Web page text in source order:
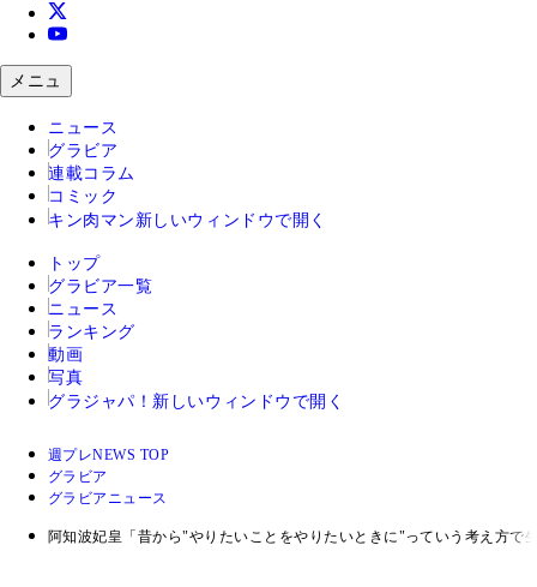
メニュ
ニュース
グラビア
連載コラム
コミック
キン肉マン 新しいウィンドウで開く
トップ
グラビア一覧
ニュース
ランキング
動画
写真
グラジャパ！ 新しいウィンドウで開く
週プレNEWS TOP
グラビア
グラビアニュース
阿知波妃皇「昔から"やりたいことをやりたいときに"っていう考え方で